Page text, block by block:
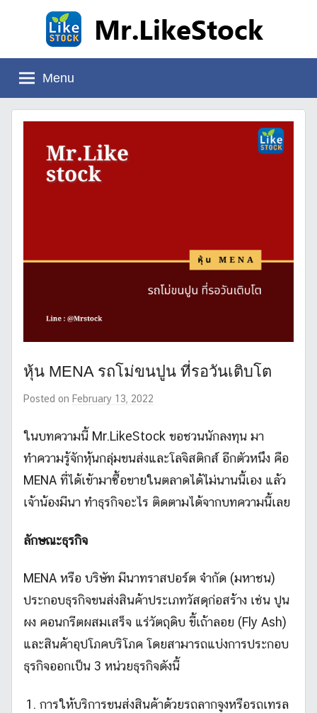
Mr.LikeStock
งบ
Menu
หุ้น MENA รถโม่ขนปูน ที่รอวันเติบโต
Posted on February 13, 2022
m
i
k
c
k
_
ในบทความนี้ Mr.LikeStock ขอชวนนักลงทุน มา
ทำความรู้จักหุ้นกลุ่มขนส่งและโลจิสติกส์ อีกตัวหนึง คือ
MENA ที่ได้เข้ามาซื้อขายในตลาดได้ไม่นานนี้เอง แล้ว
เจ้าน้องมีนา ทำธุรกิจอะไร ติดตามได้จากบทความนี้เลย
ลักษณะธุรกิจ
MENA หรือ บริษัท มีนาทราสปอร์ต จำกัด (มหาชน)
ประกอบธุรกิจขนส่งสินค้าประเภทวัสดุก่อสร้าง เช่น ปูน
ผง คอนกรีตผสมเสร็จ แร่วัตถุดิบ ขี้เถ้าลอย (Fly Ash)
และสินค้าอุปโภคบริโภค โดยสามารถแบ่งการประกอบ
ธุรกิจออกเป็น 3 หน่วยธุรกิจดังนี้
การให้บริการขนส่งสินค้าด้วยรถลากจูงหรือรถเทรล